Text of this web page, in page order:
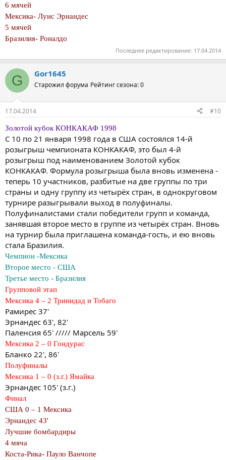
6 мячей
Мексика- Луис Эрнандес
5 мячей
Бразилия- Роналдо
Последнее редактирование: 17.04.2014
G Gor1645
Старожил форума Рейтинг сезона: 0
17.04.2014 #10
Золотой кубок КОНКАКАФ 1998
С 10 по 21 января 1998 года в США состоялся 14-й
розыгрыш чемпионата КОНКАКАФ, это был 4-й
розыгрыш под наименованием Золотой кубок
КОНКАКАФ. Формула розыгрыша была вновь изменена -
теперь 10 участников, разбитые на две группы по три
страны и одну группу из четырёх стран, в однокруговом
турнире разыгрывали выход в полуфиналы.
Полуфиналистами стали победители групп и команда,
занявшая второе место в группе из четырёх стран. Вновь
на турнир была приглашена команда-гость, и ею вновь
стала Бразилия.
Чемпион -Мексика
Второе место - США
Третье место - Бразилия
Групповой этап
Мексика 4 – 2 Тринидад и Тобаго
Рамирес 37'
Эрнандес 63', 82'
Паленсия 65' ///// Марсель 59'
Мексика 2 – 0 Гондурас
Бланко 22', 86'
Полуфиналы
Мексика 1 – 0 (з.г.) Ямайка
Эрнандес 105' (з.г.)
Финал
США 0 – 1 Мексика
Эрнандес 43'
Лучшие бомбардиры
4 мяча
Коста-Рика- Пауло Ванчопе